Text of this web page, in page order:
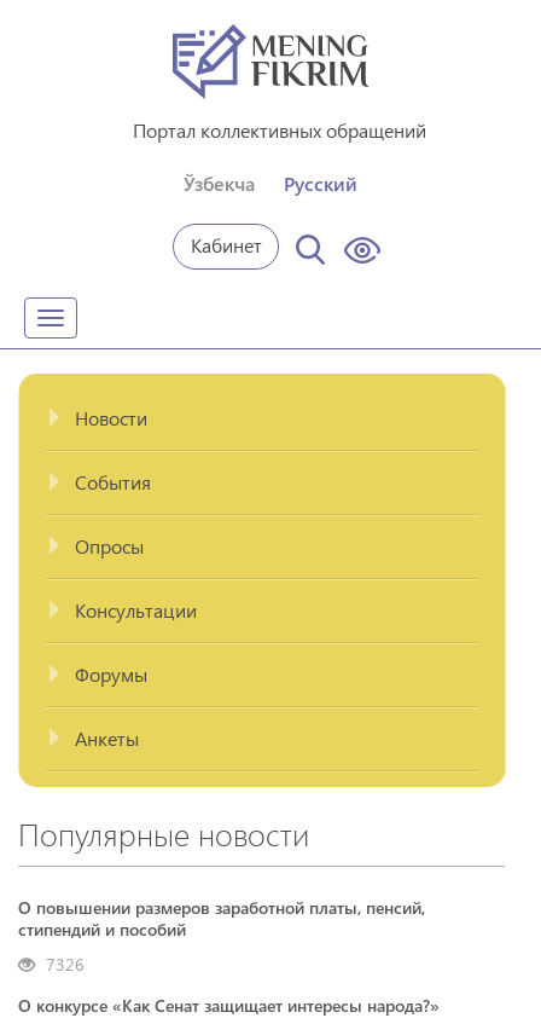
Портал коллективных обращений
Ўзбекча Русский
Кабинет
Toggle
navigation
Новости
События
Опросы
Консультации
Форумы
Анкеты
Популярные новости
О повышении размеров заработной платы, пенсий,
стипендий и пособий
7326
О конкурсе «Как Сенат защищает интересы народа?»